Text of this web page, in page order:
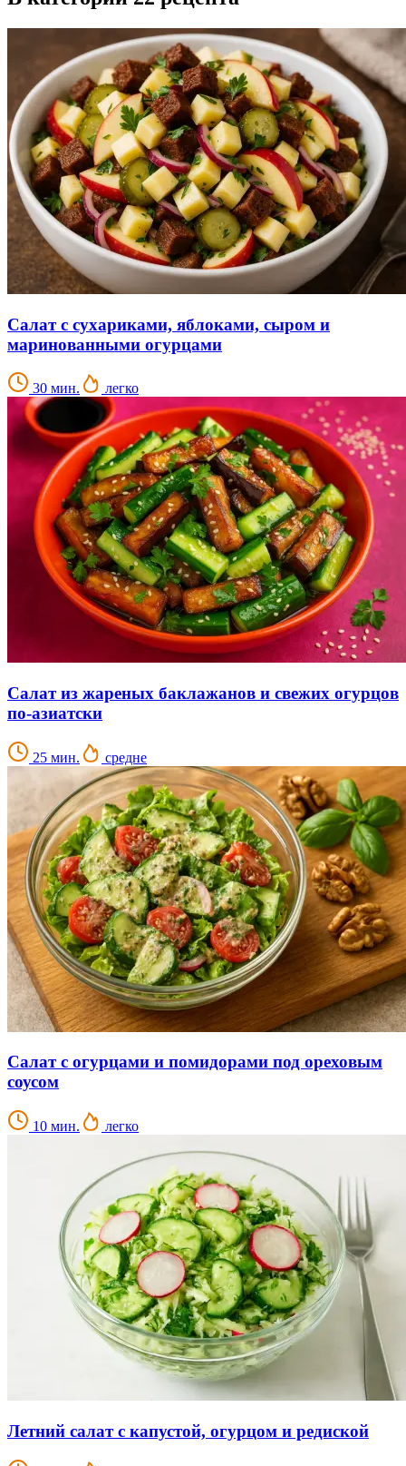
Салат с сухариками, яблоками, сыром и
маринованными огурцами
30 мин. легко
Салат из жареных баклажанов и свежих огурцов
по-азиатски
25 мин. средне
Салат с огурцами и помидорами под ореховым
соусом
10 мин. легко
Летний салат с капустой, огурцом и редиской